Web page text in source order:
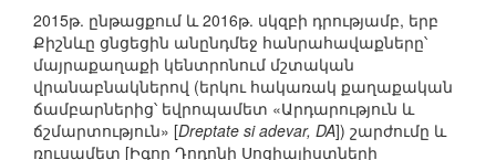
2015թ. ընթացքում և 2016թ. սկզբի դրությամբ, երբ
Քիշնևը ցնցեցին անընդմեջ հանրահավաքները՝
մայրաքաղաքի կենտրոնում մշտական
վրանաբնակներով (երկու հակառակ քաղաքական
ճամբարներից՝ եվրոպամետ «Արդարություն և
ճշմարտություն» [Dreptate si adevar, DA]) շարժումը և
ռուսամետ [Իգոր Դոդոնի Սոցիալիստների